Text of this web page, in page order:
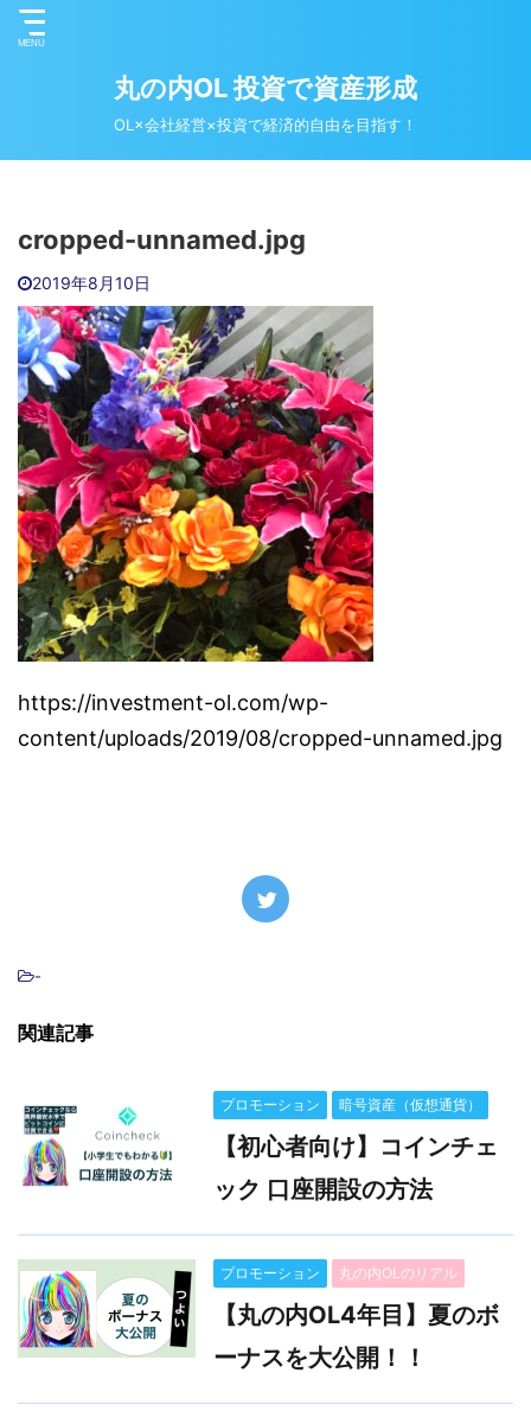
丸の内OL 投資で資産形成
OL×会社経営×投資で経済的自由を目指す！
cropped-unnamed.jpg
2019年8月10日
https://investment-ol.com/wp-
content/uploads/2019/08/cropped-unnamed.jpg
-
関連記事
プロモーション 暗号資産（仮想通貨）
【初心者向け】コインチェ
ック 口座開設の方法
プロモーション 丸の内OLのリアル
【丸の内OL4年目】夏のボ
ーナスを大公開！！